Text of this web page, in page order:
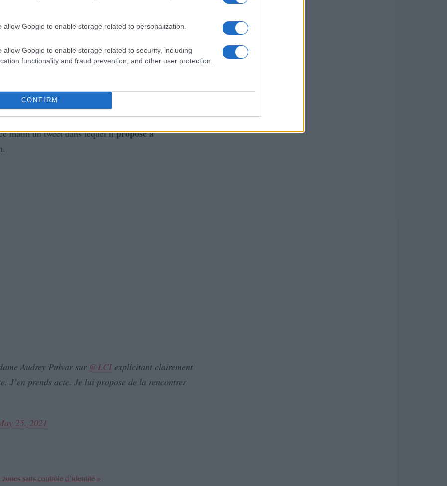
allow Google to enable storage related to personalization.
allow Google to enable storage related to security, including
functionality and fraud prevention, and other user protection.
CONFIRM
ministre à ces types de manifestation, qui va à
plus grave, dit-il, est le fait quel’homme a dénoncé
matin un tweet dans lequel ilpropose à
Audrey Pulvar sur @LCI explicitant clairement
J’en prends acte. Je lui propose de la rencontrer
25, 2021
sans contrôle d’identité »